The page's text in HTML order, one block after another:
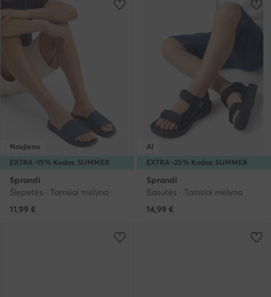
EXTRA -15% Kodas: SUMMER
Naujiena
Sprandi
Šlepetės · Tamsiai mėlyna
11,99 €
EXTRA -25% Kodas: SUMMER
AI
Sprandi
Basutės · Tamsiai mėlyna
14,99 €